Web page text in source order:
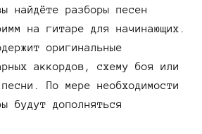
найдёте разборы песен
на гитаре для начинающих.
оригинальные
аккордов, схему боя или
По мере необходимости
будут дополняться